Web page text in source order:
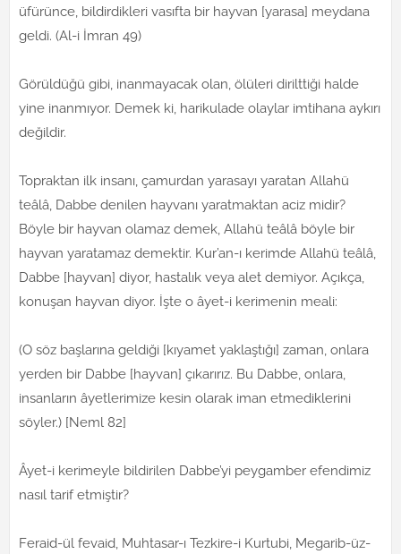
üfürünce, bildirdikleri vasıfta bir hayvan [yarasa] meydana
geldi. (Al-i İmran 49)
Görüldüğü gibi, inanmayacak olan, ölüleri dirilttiği halde
yine inanmıyor. Demek ki, harikulade olaylar imtihana aykırı
değildir.
Topraktan ilk insanı, çamurdan yarasayı yaratan Allahü
teâlâ, Dabbe denilen hayvanı yaratmaktan aciz midir?
Böyle bir hayvan olamaz demek, Allahü teâlâ böyle bir
hayvan yaratamaz demektir. Kur’an-ı kerimde Allahü teâlâ,
Dabbe [hayvan] diyor, hastalık veya alet demiyor. Açıkça,
konuşan hayvan diyor. İşte o âyet-i kerimenin meali:
(O söz başlarına geldiği [kıyamet yaklaştığı] zaman, onlara
yerden bir Dabbe [hayvan] çıkarırız. Bu Dabbe, onlara,
insanların âyetlerimize kesin olarak iman etmediklerini
söyler.) [Neml 82]
Âyet-i kerimeyle bildirilen Dabbe’yi peygamber efendimiz
nasıl tarif etmiştir?
Feraid-ül fevaid, Muhtasar-ı Tezkire-i Kurtubi, Megarib-üz-